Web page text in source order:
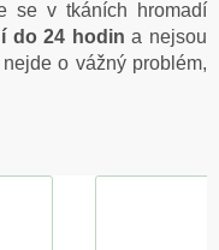
se v tkáních hromadí
do 24 hodin a nejsou
o vážný problém,